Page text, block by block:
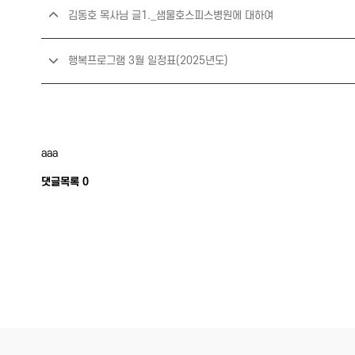
김동호 목사님 글1._샘물호스피스병원에 대하여
행복프로그램 3월 일정표(2025년도)
aaa
댓글목록 0